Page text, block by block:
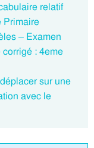
relatif
Primaire
– Examen
: 4eme
sur une
avec le